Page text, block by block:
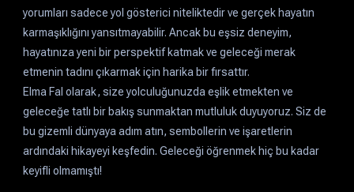
yorumları sadece yol gösterici niteliktedir ve gerçek hayatın
karmaşıklığını yansıtmayabilir. Ancak bu eşsiz deneyim,
hayatınıza yeni bir perspektif katmak ve geleceği merak
etmenin tadını çıkarmak için harika bir fırsattır.
Elma Fal olarak, size yolculuğunuzda eşlik etmekten ve
geleceğe tatlı bir bakış sunmaktan mutluluk duyuyoruz. Siz de
bu gizemli dünyaya adım atın, sembollerin ve işaretlerin
ardındaki hikayeyi keşfedin. Geleceği öğrenmek hiç bu kadar
keyifli olmamıştı!